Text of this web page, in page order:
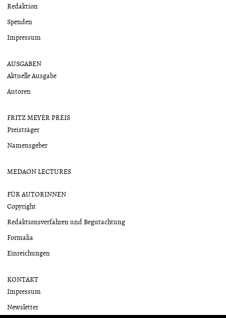
Redaktion
Spenden
Impressum
AUSGABEN
Aktuelle Ausgabe
Autoren
FRITZ MEYER PREIS
Preisträger
Namensgeber
MEDAON LECTURES
FÜR AUTORINNEN
Copyright
Redaktionsverfahren und Begutachtung
Formalia
Einreichungen
KONTAKT
Impressum
Newsletter